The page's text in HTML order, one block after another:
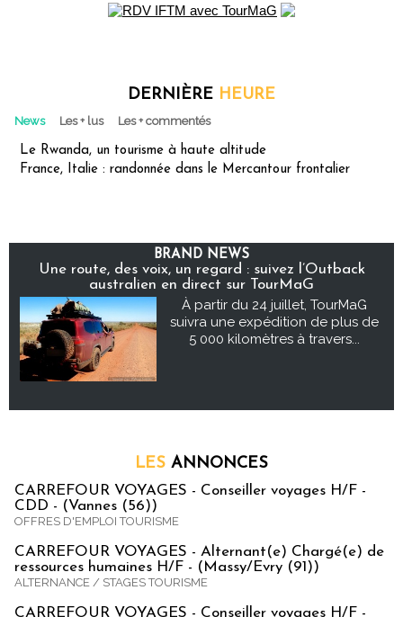
DERNIÈRE HEURE
News Les + lus Les + commentés
Le Rwanda, un tourisme à haute altitude
France, Italie : randonnée dans le Mercantour frontalier
BRAND NEWS
Une route, des voix, un regard : suivez l’Outback
australien en direct sur TourMaG
À partir du 24 juillet, TourMaG
suivra une expédition de plus de
5 000 kilomètres à travers...
LES ANNONCES
CARREFOUR VOYAGES - Conseiller voyages H/F -
CDD - (Vannes (56))
OFFRES D'EMPLOI TOURISME
CARREFOUR VOYAGES - Alternant(e) Chargé(e) de
ressources humaines H/F - (Massy/Evry (91))
ALTERNANCE / STAGES TOURISME
CARREFOUR VOYAGES - Conseiller voyages H/F -